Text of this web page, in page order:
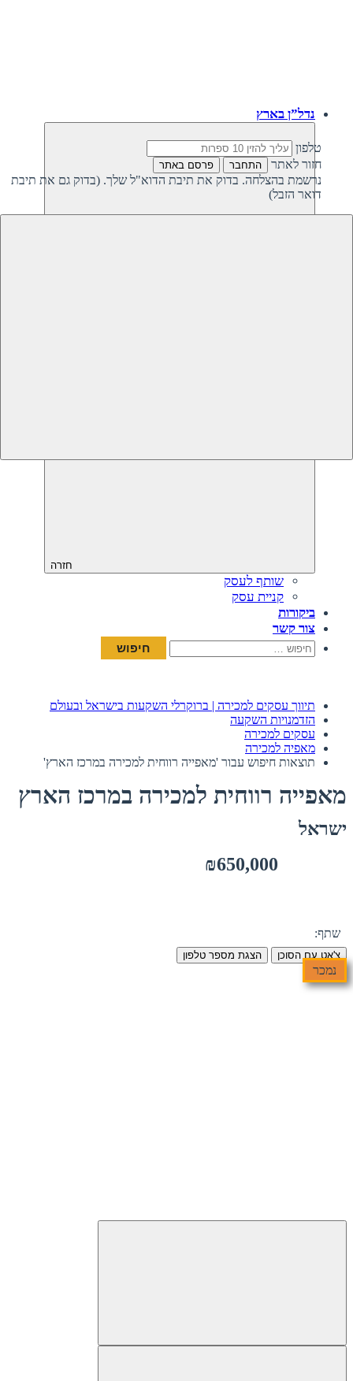
טלפון
חזור לאתר
התחבר פרסם באתר
נרשמת בהצלחה. בדוק את תיבת הדוא"ל שלך. (בדוק גם את תיבת
דואר הזבל)
נדל”ן בארץ
חזרה
שותף לעסק
קניית עסק
ביקורות
צור קשר
חיפוש:
תיווך עסקים למכירה | ברוקרלי השקעות בישראל ובעולם
הזדמנויות השקעה
עסקים למכירה
מאפיה למכירה
תוצאות חיפוש עבור 'מאפייה רווחית למכירה במרכז הארץ'
מאפייה רווחית למכירה במרכז הארץ
ישראל
₪650,000
שתף:
צ'אט עם הסוכן הצגת מספר טלפון
נמכר